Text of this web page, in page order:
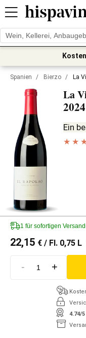
Spanien / Bierzo / La
La
2024
Ein
1 für sofortigen Versand
22,15 € / Fl. 0,75 L
- +
4.74/5